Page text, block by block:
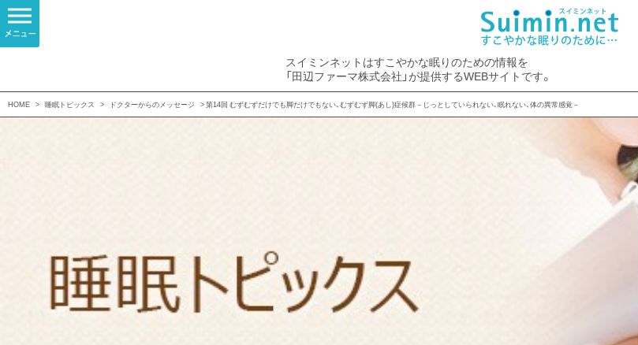
スイミンネットはすこやかな眠りのための情報を
「田辺ファーマ株式会社」が提供するWEBサイトです。
HOME > 睡眠トピックス > ドクターからのメッセージ > 第14回 むずむずだけでも脚だけでもない、むずむず脚(あし)症候群－じっとしていられない、眠れない、体の異常感覚－